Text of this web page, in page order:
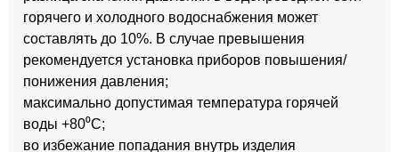
горячего и холодного водоснабжения может
составлять до 10%. В случае превышения
рекомендуется установка приборов повышения/
понижения давления;
максимально допустимая температура горячей
воды +80⁰С;
во избежание попадания внутрь изделия